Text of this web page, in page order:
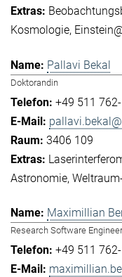
Kosmologie
Pallavi Bekal
Doktorandin
+49 511
3406 109
Astronomie
Maximillian
Research Software Engineer
+49 511